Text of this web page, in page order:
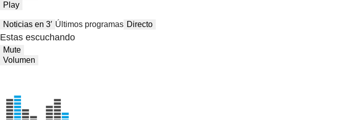
Play
Noticias en 3′ Últimos programas Directo
Estas escuchando
Mute
Volumen